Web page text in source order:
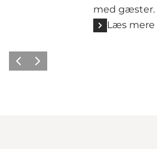
med gæster.
Læs mere
ForrigeNæste